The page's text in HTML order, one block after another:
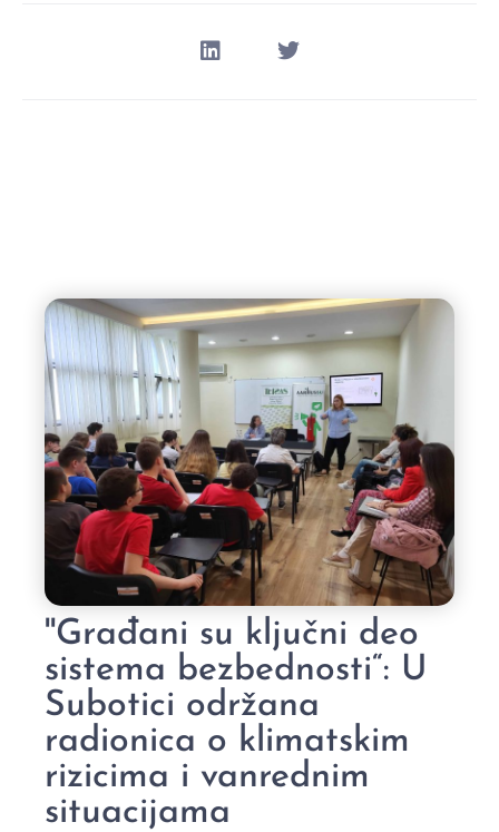
''Građani su ključni deo
sistema bezbednosti“: U
Subotici održana
radionica o klimatskim
rizicima i vanrednim
situacijama